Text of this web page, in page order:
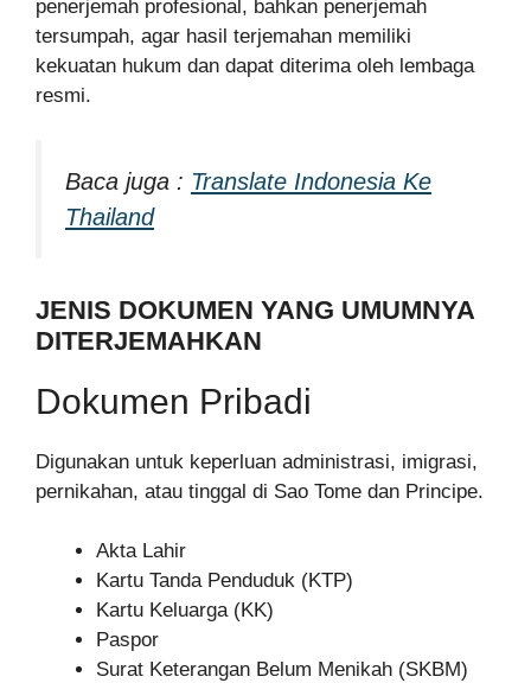
penerjemah profesional, bahkan penerjemah
tersumpah, agar hasil terjemahan memiliki
kekuatan hukum dan dapat diterima oleh lembaga
resmi.
Baca juga : Translate Indonesia Ke
Thailand
JENIS DOKUMEN YANG UMUMNYA
DITERJEMAHKAN
Dokumen Pribadi
Digunakan untuk keperluan administrasi, imigrasi,
pernikahan, atau tinggal di Sao Tome dan Principe.
Akta Lahir
Kartu Tanda Penduduk (KTP)
Kartu Keluarga (KK)
Paspor
Surat Keterangan Belum Menikah (SKBM)